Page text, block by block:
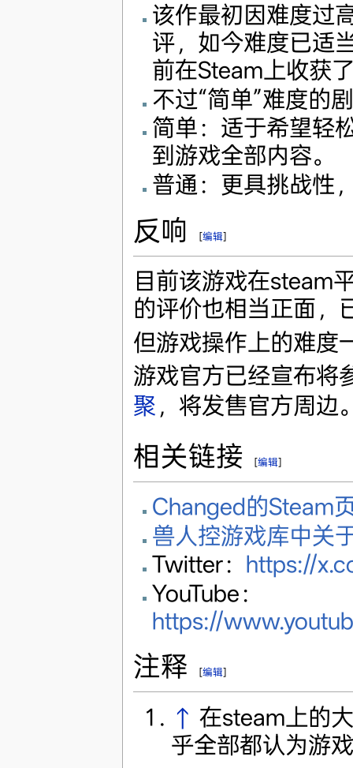
该作最初因难度过
评，如今难度已适
前在Steam上收获
不过“简单”难度的
简单：适于希望轻
到游戏全部内容。
普通：更具挑战性
反响 [编辑]
目前该游戏在steam
的评价也相当正面，
但游戏操作上的难度
游戏官方已经宣布将
聚 ，将发售官方周边
相关链接 [编辑]
Changed的Steam
兽人控游戏库中关
Twitter： https://
YouTube：
https://
注释 [编辑]
↑ 在steam上的
乎全部都认为游